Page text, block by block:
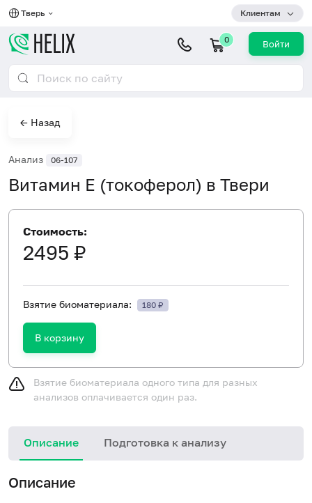
Тверь Клиентам
0 Войти
← Назад
Анализ 06-107
Витамин Е (токоферол) в Твери
Стоимость:
2495 ₽
Взятие биоматериала: 180 ₽
В корзину
Взятие биоматериала одного типа для разных
анализов оплачивается один раз.
Описание Подготовка к анализу
Описание